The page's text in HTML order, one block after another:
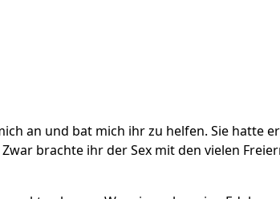
an und bat mich ihr zu helfen. Sie hatte
brachte ihr der Sex mit den vielen